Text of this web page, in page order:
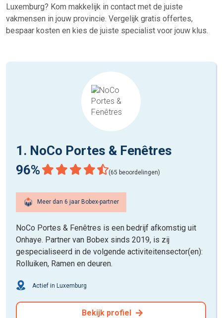
Luxemburg? Kom makkelijk in contact met de juiste
vakmensen in jouw provincie. Vergelijk gratis offertes,
bespaar kosten en kies de juiste specialist voor jouw klus.
1. NoCo Portes & Fenêtres
96%
(65 beoordelingen)
Meer dan 6 jaar Bobex-partner
NoCo Portes & Fenêtres is een bedrijf afkomstig uit
Onhaye. Partner van Bobex sinds 2019, is zij
gespecialiseerd in de volgende activiteitensector(en):
Rolluiken, Ramen en deuren.
Actief in Luxemburg
Bekijk profiel